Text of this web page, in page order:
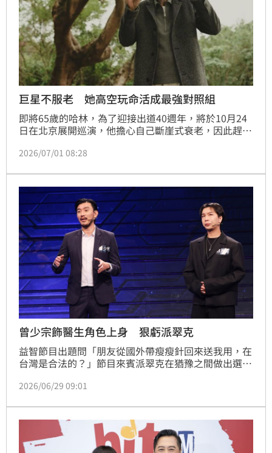
巨星不服老 她高空玩命活成最強對照組
即將65歲的哈林，為了迎接出道40週年，將於10月24
日在北京展開巡演，他擔心自己斷崖式衰老，因此趕緊
60＋的明星也都勇於接受挑戰，西洋有瑪丹娜、華語則
2026/07/01 08:28
曾少宗飾醫生角色上身 狠虧派翠克
益智節目出題問「朋友從國外帶瘦瘦針回來送我用，在
台灣是合法的？」節目來賓派翠克在猶豫之間做出選擇
療（現場）行為，有些人可以自己打？」
2026/06/29 09:01